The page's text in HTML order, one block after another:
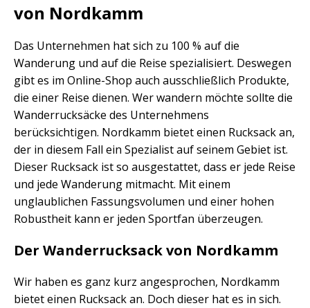
von Nordkamm
Das Unternehmen hat sich zu 100 % auf die
Wanderung und auf die Reise spezialisiert. Deswegen
gibt es im Online-Shop auch ausschließlich Produkte,
die einer Reise dienen. Wer wandern möchte sollte die
Wanderrucksäcke des Unternehmens
berücksichtigen. Nordkamm bietet einen Rucksack an,
der in diesem Fall ein Spezialist auf seinem Gebiet ist.
Dieser Rucksack ist so ausgestattet, dass er jede Reise
und jede Wanderung mitmacht. Mit einem
unglaublichen Fassungsvolumen und einer hohen
Robustheit kann er jeden Sportfan überzeugen.
Der Wanderrucksack von Nordkamm
Wir haben es ganz kurz angesprochen, Nordkamm
bietet einen Rucksack an. Doch dieser hat es in sich.